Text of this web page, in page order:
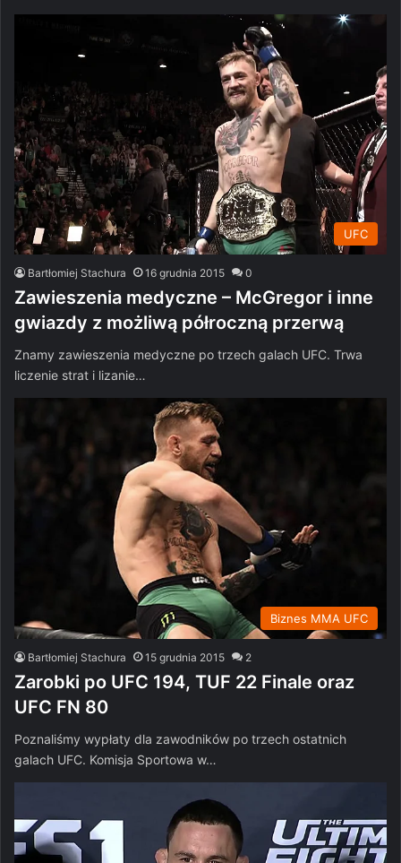
UFC
Bartłomiej Stachura 16 grudnia 2015 0
Zawieszenia medyczne – McGregor i inne
gwiazdy z możliwą półroczną przerwą
Znamy zawieszenia medyczne po trzech galach UFC. Trwa
liczenie strat i lizanie…
Biznes MMA UFC
Bartłomiej Stachura 15 grudnia 2015 2
Zarobki po UFC 194, TUF 22 Finale oraz
UFC FN 80
Poznaliśmy wypłaty dla zawodników po trzech ostatnich
galach UFC. Komisja Sportowa w…